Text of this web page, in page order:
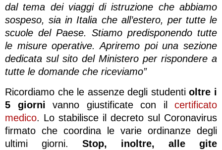
dal tema dei viaggi di istruzione che abbiamo
sospeso, sia in Italia che all’estero, per tutte le
scuole del Paese. Stiamo predisponendo tutte
le misure operative. Apriremo poi una sezione
dedicata sul sito del Ministero per rispondere a
tutte le domande che riceviamo”
Ricordiamo che le assenze degli studentioltre i
5 giorni vanno giustificate con il certificato
medico. Lo stabilisce il decreto sul Coronavirus
firmato che coordina le varie ordinanze degli
ultimi giorni. Stop, inoltre, alle gite